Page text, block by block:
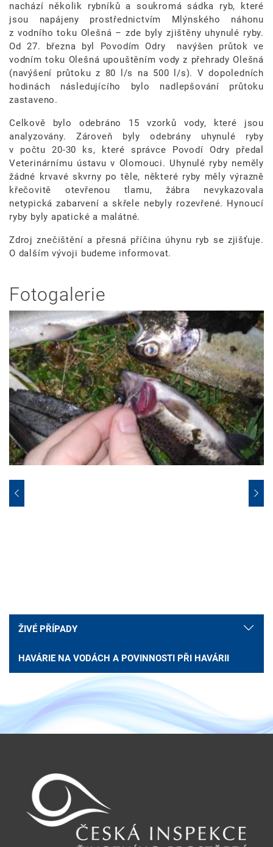
nachází několik rybníků a soukromá sádka ryb, které
jsou napájeny prostřednictvím Mlýnského náhonu
z vodního toku Olešná – zde byly zjištěny uhynulé ryby.
Od 27. března byl Povodím Odry navýšen průtok ve
vodním toku Olešná upouštěním vody z přehrady Olešná
(navýšení průtoku z 80 l/s na 500 l/s). V dopoledních
hodinách následujícího bylo nadlepšování průtoku
zastaveno.
Celkově bylo odebráno 15 vzorků vody, které jsou
analyzovány. Zároveň byly odebrány uhynulé ryby
v počtu 20-30 ks, které správce Povodí Odry předal
Veterinárnímu ústavu v Olomouci. Uhynulé ryby neměly
žádné krvavé skvrny po těle, některé ryby měly výrazně
křečovitě otevřenou tlamu, žábra nevykazovala
netypická zabarvení a skřele nebyly rozevřené. Hynoucí
ryby byly apatické a malátné.
Zdroj znečištění a přesná příčina úhynu ryb se zjišťuje.
O dalším vývoji budeme informovat.
Fotogalerie
ŽIVÉ PŘÍPADY
HAVÁRIE NA VODÁCH A POVINNOSTI PŘI HAVÁRII